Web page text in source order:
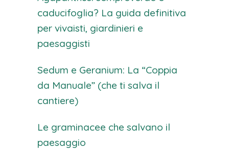
caducifoglia? La guida definitiva
per vivaisti, giardinieri e
paesaggisti
Sedum e Geranium: La “Coppia
da Manuale” (che ti salva il
cantiere)
Le graminacee che salvano il
paesaggio